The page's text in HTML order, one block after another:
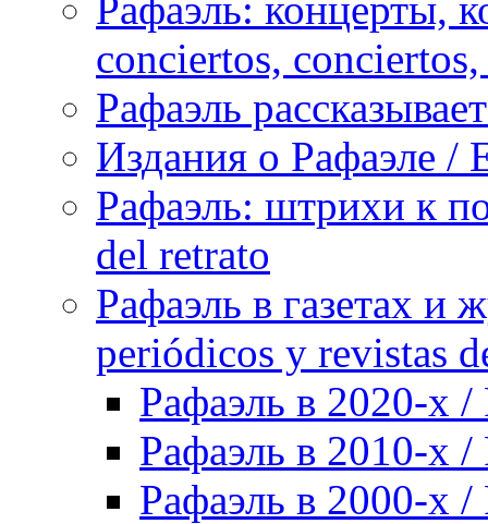
conciertos,
Рафаэль
Издания о Рафаэле /
Рафаэль: штрихи к
del retrato
Рафаэль в газетах и
periódicos y revistas
Рафаэль в 2020-х /
Рафаэль в 2010-х /
Рафаэль в 2000-х /